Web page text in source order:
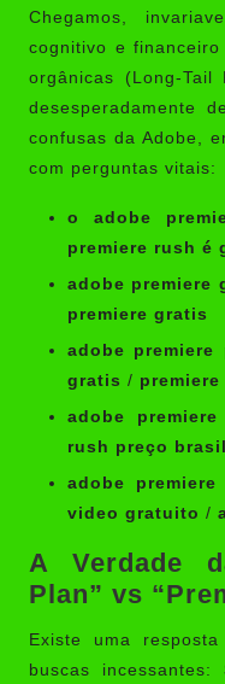
Chegamos,
cognitivo e
orgânicas (Long-Tail
desesperadamente
confusas da Adobe,
com perguntas vitais:
o adobe
premiere rush é
adobe premiere
premiere gratis
adobe premiere
gratis / premiere
adobe
rush preço brasil
adobe premiere
video gratuito /
A Verdade
Plan” vs
Existe uma
buscas incessantes: